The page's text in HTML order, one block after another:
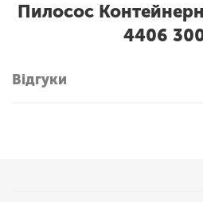
Пилосос
4406
Відгуки